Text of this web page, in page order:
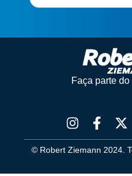
Faça parte
© Robert Ziemann 2024.